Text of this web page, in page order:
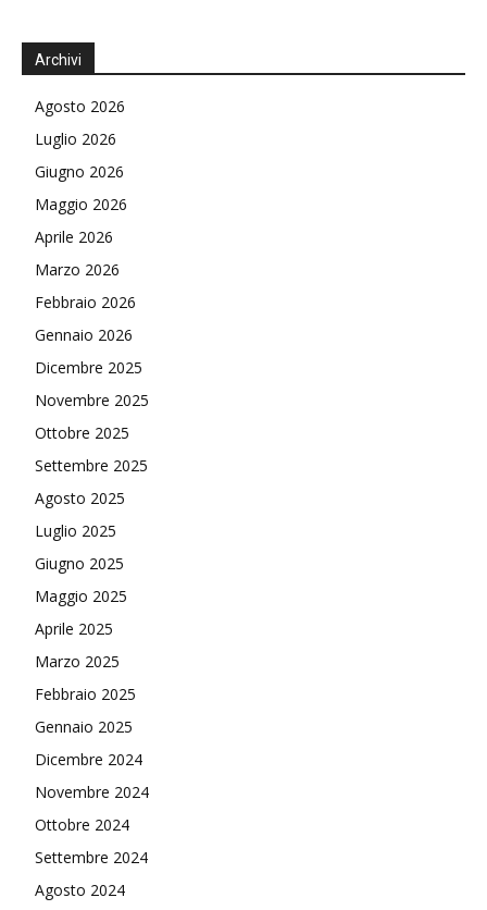
Archivi
Agosto 2026
Luglio 2026
Giugno 2026
Maggio 2026
Aprile 2026
Marzo 2026
Febbraio 2026
Gennaio 2026
Dicembre 2025
Novembre 2025
Ottobre 2025
Settembre 2025
Agosto 2025
Luglio 2025
Giugno 2025
Maggio 2025
Aprile 2025
Marzo 2025
Febbraio 2025
Gennaio 2025
Dicembre 2024
Novembre 2024
Ottobre 2024
Settembre 2024
Agosto 2024